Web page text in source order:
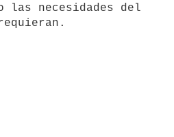
las necesidades del